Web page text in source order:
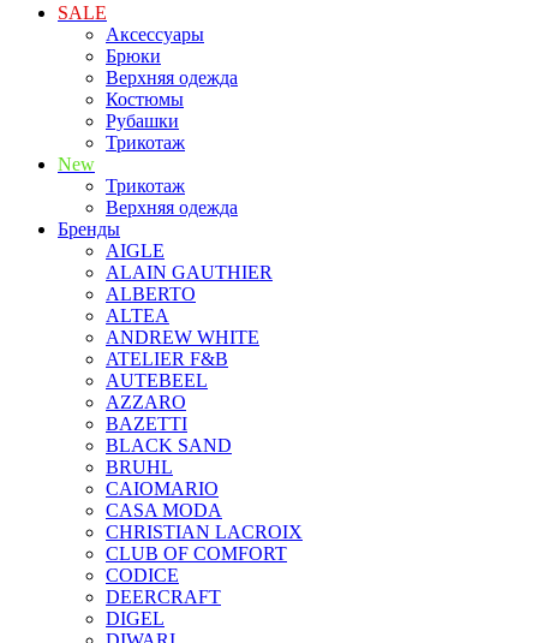
SALE
Аксессуары
Брюки
Верхняя одежда
Костюмы
Рубашки
Трикотаж
New
Трикотаж
Верхняя одежда
Бренды
AIGLE
ALAIN GAUTHIER
ALBERTO
ALTEA
ANDREW WHITE
ATELIER F&B
AUTEBEEL
AZZARO
BAZETTI
BLACK SAND
BRUHL
CAIOMARIO
CASA MODA
CHRISTIAN LACROIX
CLUB OF COMFORT
CODICE
DEERCRAFT
DIGEL